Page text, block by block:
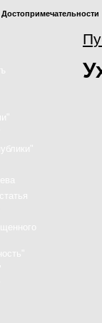
Достопримечательности